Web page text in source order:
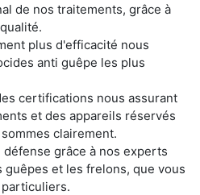
de nos traitements, grâce à
plus d'efficacité nous
anti guêpe les plus
certifications nous assurant
et des appareils réservés
clairement.
grâce à nos experts
et les frelons, que vous